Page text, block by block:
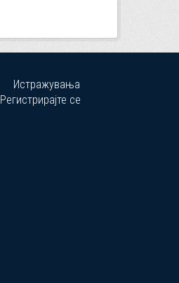
Истражувања
Регистрирајте се